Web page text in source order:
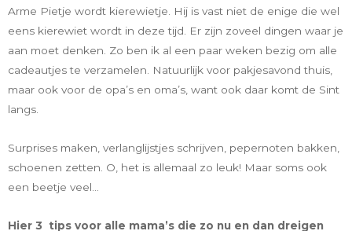
Arme Pietje wordt kierewietje. Hij is vast niet de enige die wel
eens kierewiet wordt in deze tijd. Er zijn zoveel dingen waar je
aan moet denken. Zo ben ik al een paar weken bezig om alle
cadeautjes te verzamelen. Natuurlijk voor pakjesavond thuis,
maar ook voor de opa’s en oma’s, want ook daar komt de Sint
langs.
Surprises maken, verlanglijstjes schrijven, pepernoten bakken,
schoenen zetten. O, het is allemaal zo leuk! Maar soms ook
een beetje veel…
Hier 3 tips voor alle mama’s die zo nu en dan dreigen